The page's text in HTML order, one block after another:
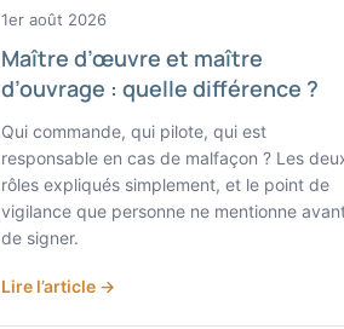
1er août 2026
Maître d’œuvre et maître
d’ouvrage : quelle différence ?
Qui commande, qui pilote, qui est
responsable en cas de malfaçon ? Les
rôles expliqués simplement, et le point de
vigilance que personne ne mentionne
de signer.
Lire l’article →